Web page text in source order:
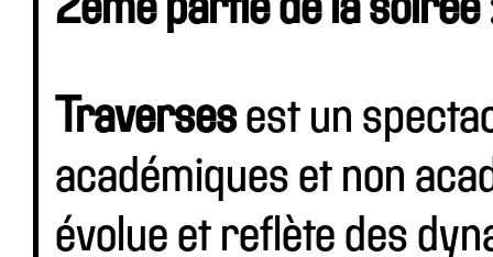
2ème partie de la soirée
Traversesest un
académiques et non
évolue et reflète des